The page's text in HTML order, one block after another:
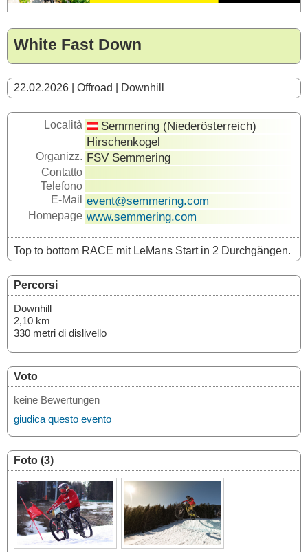
White Fast Down
22.02.2026 | Offroad | Downhill
Località
Semmering (Niederösterreich)
Hirschenkogel
Organizz. FSV Semmering
Contatto
Telefono
E-Mail
event@semmering.com
Homepage www.semmering.com
Top to bottom RACE mit LeMans Start in 2 Durchgängen.
Percorsi
Downhill
2,10 km
330 metri di dislivello
Voto
keine Bewertungen
giudica questo evento
Foto (3)